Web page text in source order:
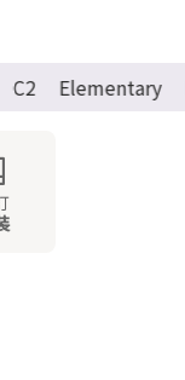
C2 Elementary